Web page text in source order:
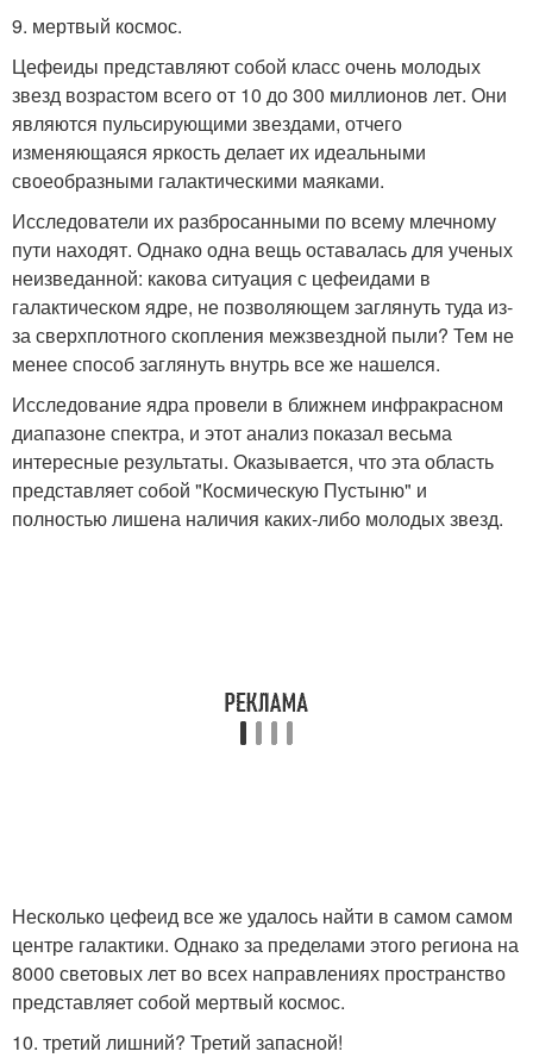
9. мертвый космос.
Цефеиды представляют собой класс очень молодых
звезд возрастом всего от 10 до 300 миллионов лет. Они
являются пульсирующими звездами, отчего
изменяющаяся яркость делает их идеальными
своеобразными галактическими маяками.
Исследователи их разбросанными по всему млечному
пути находят. Однако одна вещь оставалась для ученых
неизведанной: какова ситуация с цефеидами в
галактическом ядре, не позволяющем заглянуть туда из-
за сверхплотного скопления межзвездной пыли? Тем не
менее способ заглянуть внутрь все же нашелся.
Исследование ядра провели в ближнем инфракрасном
диапазоне спектра, и этот анализ показал весьма
интересные результаты. Оказывается, что эта область
представляет собой "Космическую Пустыню" и
полностью лишена наличия каких-либо молодых звезд.
Несколько цефеид все же удалось найти в самом самом
центре галактики. Однако за пределами этого региона на
8000 световых лет во всех направлениях пространство
представляет собой мертвый космос.
10. третий лишний? Третий запасной!